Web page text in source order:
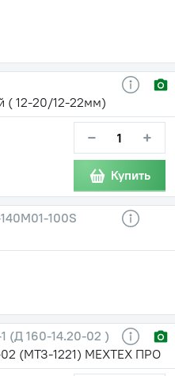
( 12-20/12-22мм)
− +
Купить
100S
(Д 160-14.20-02 )
02 (МТЗ-1221) МЕХТЕХ ПРО